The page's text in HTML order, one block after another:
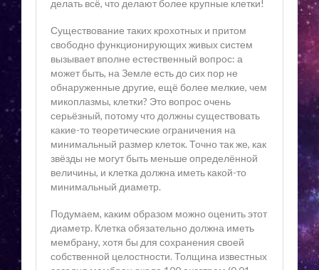
делать всё, что делают более крупные клетки!
Существование таких крохотных и притом
свободно функционирующих живых систем
вызывает вполне естественный вопрос: а
может быть, на Земле есть до сих пор не
обнаруженные другие, ещё более мелкие, чем
микоплазмы, клетки? Это вопрос очень
серьёзный, потому что должны существовать
какие-то теоретические ограничения на
минимальный размер клеток. Точно так же, как
звёзды не могут быть меньше определённой
величины, и клетка должна иметь какой-то
минимальный диаметр.
Подумаем, каким образом можно оценить этот
диаметр. Клетка обязательно должна иметь
мембрану, хотя бы для сохранения своей
собственной целостности. Толщина известных